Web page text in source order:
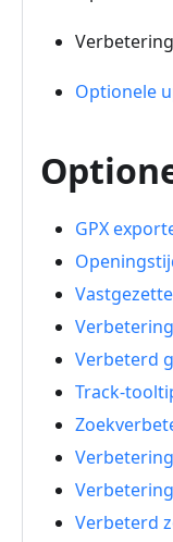
Optionele
GPX
Verbeterd
Track-
Verbeterd